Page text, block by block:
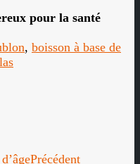
pour la santé
, boisson à base de
Précédent